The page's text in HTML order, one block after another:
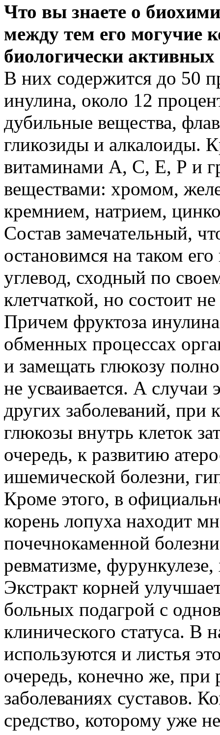
Что вы знаете о
между тем его могучие
биологически активных
В них содержится до 50
инулина, около 12
дубильные вещества,
гликозиды и алкалоиды.
витаминами А, С, Е, Р и
веществами: хромом,
кремнием, натрием,
Состав замечательный,
остановимся на таком
углевод, сходный по
клетчаткой, но состоит
Причем фруктоза
обменных процессах
и замещать глюкозу
не усваивается. А случаи
других заболеваний, при
глюкозы внутрь клеток
очередь, к развитию
ишемической болезни,
Кроме этого, в
корень лопуха находит
почечнокаменной
ревматизме,
Экстракт корней
больных подагрой с
клинического статуса. В
используются и листья
очередь, конечно же, при
заболеваниях суставов.
средство, которому уже